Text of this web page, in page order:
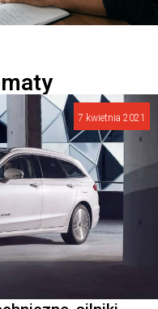
7 kwietnia 2021